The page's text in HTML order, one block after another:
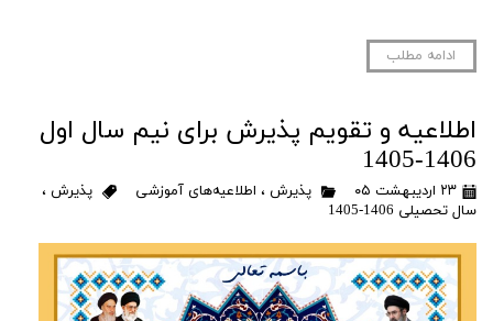
ادامه مطلب
اطلاعیه و تقویم پذیرش برای نیم سال اول
1406-1405
۲۳ اردیبهشت ۰۵ پذیرش ، اطلاعیه‌های آموزشی پذیرش ،
سال تحصیلی 1406-1405